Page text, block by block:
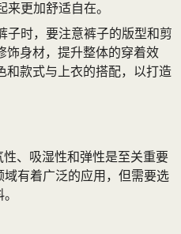
更加舒适自在。
子时，要注意裤子的版型和剪
饰身材，提升整体的穿着效
和款式与上衣的搭配，以打造
、吸湿性和弹性是至关重要
有着广泛的应用，但需要选